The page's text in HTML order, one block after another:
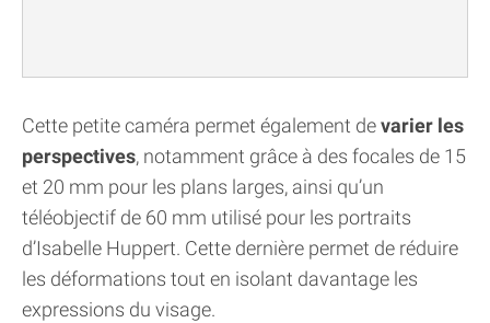
Cette petite caméra permet également devarier les
perspectives, notamment grâce à des focales de 15
et 20 mm pour les plans larges, ainsi qu’un
téléobjectif de 60 mm utilisé pour les portraits
d’Isabelle Huppert. Cette dernière permet de réduire
les déformations tout en isolant davantage les
expressions du visage.